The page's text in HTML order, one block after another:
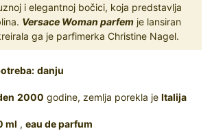
i elegantnoj bočici, koja predstavlja
Versace Woman parfem je lansiran
ga je parfimerka Christine Nagel.
danju
2000 godine, zemlja porekla je Italija
ml , eau de parfum